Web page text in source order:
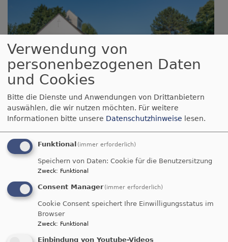
Di, 2.6. - Sa, 15.8. 23:55 Uhr
Online-Anmeldung Familienfreizeit
Angela Zielke
München
Verwendung von
personenbezogenen Daten
und Cookies
Bitte die Dienste und Anwendungen von Drittanbietern
auswählen, die wir nutzen möchten. Für weitere
Informationen bitte unsere Datenschutzhinweise lesen.
Funktional (immer erforderlich)
Speichern von Daten: Cookie für die Benutzersitzung
Zweck: Funktional
Consent Manager (immer erforderlich)
Cookie Consent speichert Ihre Einwilligungsstatus im
Browser
Zweck: Funktional
Einbindung von Youtube-Videos